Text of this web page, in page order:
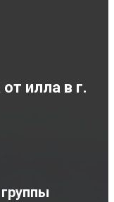
илла в г.